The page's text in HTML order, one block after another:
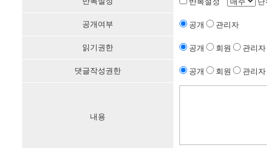
공개여부 공개 관리자
읽기권한 공개 회원 관리자
댓글작성권한 공개 회원 관리자
내용